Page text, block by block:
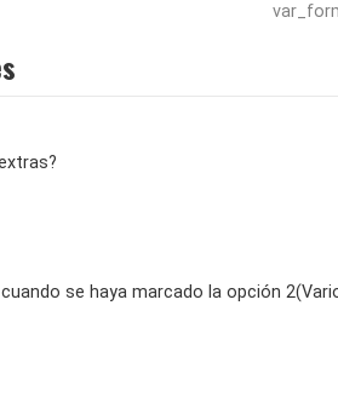
se haya marcado la opción